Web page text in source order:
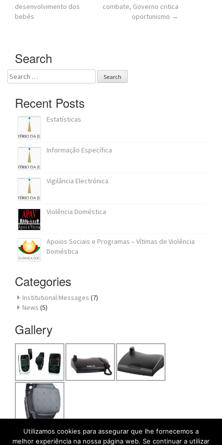
navigation
desenvolvimento dos
bebés
combate, Governo critica
oportunismo →
Search
Search
for:
Recent Posts
Estatísticas
Informação Específica
Vigilância Electrónica
Violência Doméstica
Apoios Sociais e Programas – Vítimas de Violência
Doméstica
Categories
Institutional Messages (7)
News (5)
Gallery
Utilizamos cookies para assegurar que lhe fornecemos a
melhor experiência na nossa página web. Se continuar a utilizar